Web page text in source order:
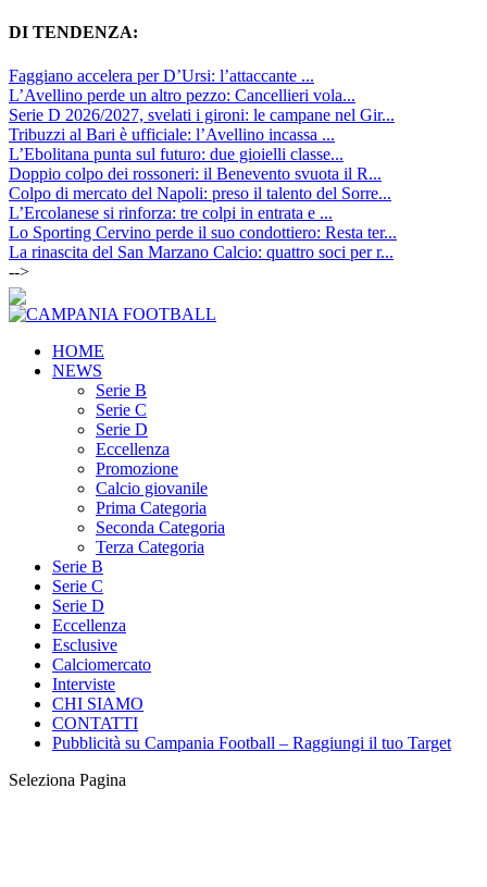
DI TENDENZA:
Faggiano accelera per D’Ursi: l’attaccante ...
L’Avellino perde un altro pezzo: Cancellieri vola...
Serie D 2026/2027, svelati i gironi: le campane nel Gir...
Tribuzzi al Bari è ufficiale: l’Avellino incassa ...
L’Ebolitana punta sul futuro: due gioielli classe...
Doppio colpo dei rossoneri: il Benevento svuota il R...
Colpo di mercato del Napoli: preso il talento del Sorre...
L’Ercolanese si rinforza: tre colpi in entrata e ...
Lo Sporting Cervino perde il suo condottiero: Resta ter...
La rinascita del San Marzano Calcio: quattro soci per r...
-->
HOME
NEWS
Serie B
Serie C
Serie D
Eccellenza
Promozione
Calcio giovanile
Prima Categoria
Seconda Categoria
Terza Categoria
Serie B
Serie C
Serie D
Eccellenza
Esclusive
Calciomercato
Interviste
CHI SIAMO
CONTATTI
Pubblicità su Campania Football – Raggiungi il tuo Target
Seleziona Pagina